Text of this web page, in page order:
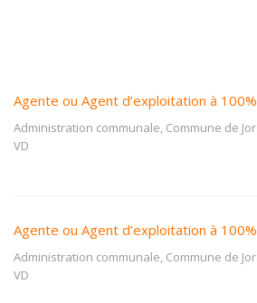
Agente ou Agent d’exploitation à
Administration communale, Commune de
VD
Agente ou Agent d’exploitation à
Administration communale, Commune de
VD